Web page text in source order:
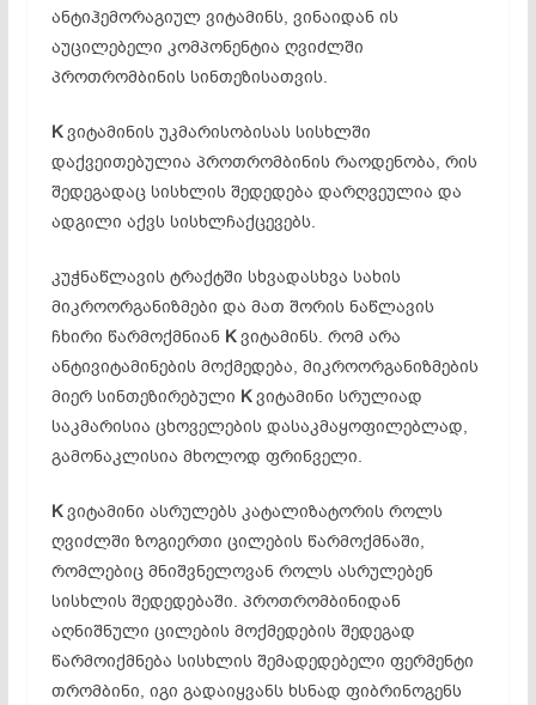
ანტიჰემორაგიულ ვიტამინს, ვინაიდან ის
აუცილებელი კომპონენტია ღვიძლში
პროთრომბინის სინთეზისათვის.
Kვიტამინის უკმარისობისას სისხლში
დაქვეითებულია პროთრომბინის რაოდენობა, რის
შედეგადაც სისხლის შედედება დარღვეულია და
ადგილი აქვს სისხლჩაქცევებს.
კუჭნაწლავის ტრაქტში სხვადასხვა სახის
მიკროორგანიზმები და მათ შორის ნაწლავის
ჩხირი წარმოქმნიან Kვიტამინს. რომ არა
ანტივიტამინების მოქმედება, მიკროორგანიზმების
მიერ სინთეზირებული Kვიტამინი სრულიად
საკმარისია ცხოველების დასაკმაყოფილებლად,
გამონაკლისია მხოლოდ ფრინველი.
Kვიტამინი ასრულებს კატალიზატორის როლს
ღვიძლში ზოგიერთი ცილების წარმოქმნაში,
რომლებიც მნიშვნელოვან როლს ასრულებენ
სისხლის შედედებაში. პროთრომბინიდან
აღნიშნული ცილების მოქმედების შედეგად
წარმოიქმნება სისხლის შემადედებელი ფერმენტი
თრომბინი, იგი გადაიყვანს ხსნად ფიბრინოგენს